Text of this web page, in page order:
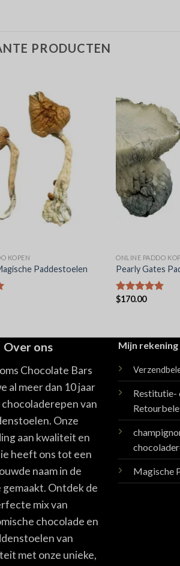
PRODUCTEN
KOPEN
Paddestoelen
ONLINE PADDO
Pearly Gates
Waardering
$170.00
Over ons
Chocolate Bars
al meer dan 10 jaar
van
Onze
aan kwaliteit en
heeft ons tot een
naam in de
Ontdek de
mix van
chocolade en
van
met onze unieke,
Mijn rekening
Restitutie-
Magische